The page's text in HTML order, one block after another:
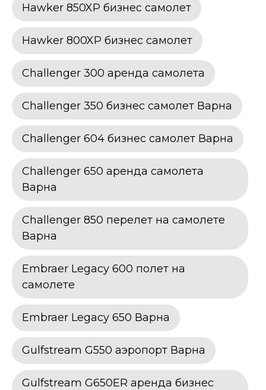
Hawker 850XP бизнес самолет
Hawker 800XP бизнес самолет
Challenger 300 аренда самолета
Challenger 350 бизнес самолет Варна
Challenger 604 бизнес самолет Варна
Challenger 650 аренда самолета
Варна
Challenger 850 перелет на самолете
Варна
Embraer Legacy 600 полет на
самолете
Embraer Legacy 650 Варна
Gulfstream G550 аэропорт Варна
Gulfstream G650ER аренда бизнес